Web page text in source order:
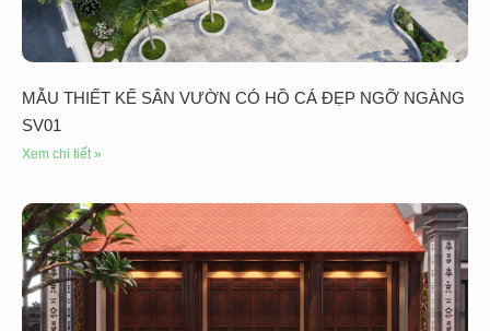
MẪU THIẾT KẾ SÂN VƯỜN CÓ HỒ CÁ ĐẸP NGỠ NGÀNG
SV01
Xem chi tiết »